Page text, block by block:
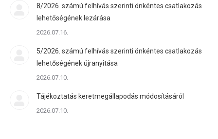
8/2026. számú felhívás szerinti önkéntes csatlakozás
lehetőségének lezárása
2026.07.16.
5/2026. számú felhívás szerinti önkéntes csatlakozás
lehetőségének újranyitása
2026.07.10.
Tájékoztatás keretmegállapodás módosításáról
2026.07.10.